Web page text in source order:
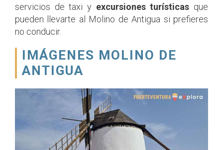
servicios de taxi y excursiones turísticas que
pueden llevarte al Molino de Antigua si prefieres
no conducir.
IMÁGENES MOLINO DE
ANTIGUA